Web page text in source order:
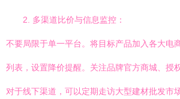
2. 多渠道比价与信息监控：
不要局限于单一平台。将目标产品加入各大电
列表，设置降价提醒。关注品牌官方商城、授
对于线下渠道，可以定期走访大型建材批发市